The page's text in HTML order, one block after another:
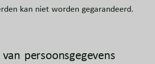
kan niet worden gegarandeerd.
persoonsgegevens